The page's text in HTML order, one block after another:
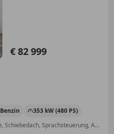
€ 82 999
Benzin
353 kW (480 PS)
Head-up display, Elektrische Sitze, Schiebedach, Sprachsteuerung, ABS, Alarmanlage, Fahrerairbag, Sportsitze